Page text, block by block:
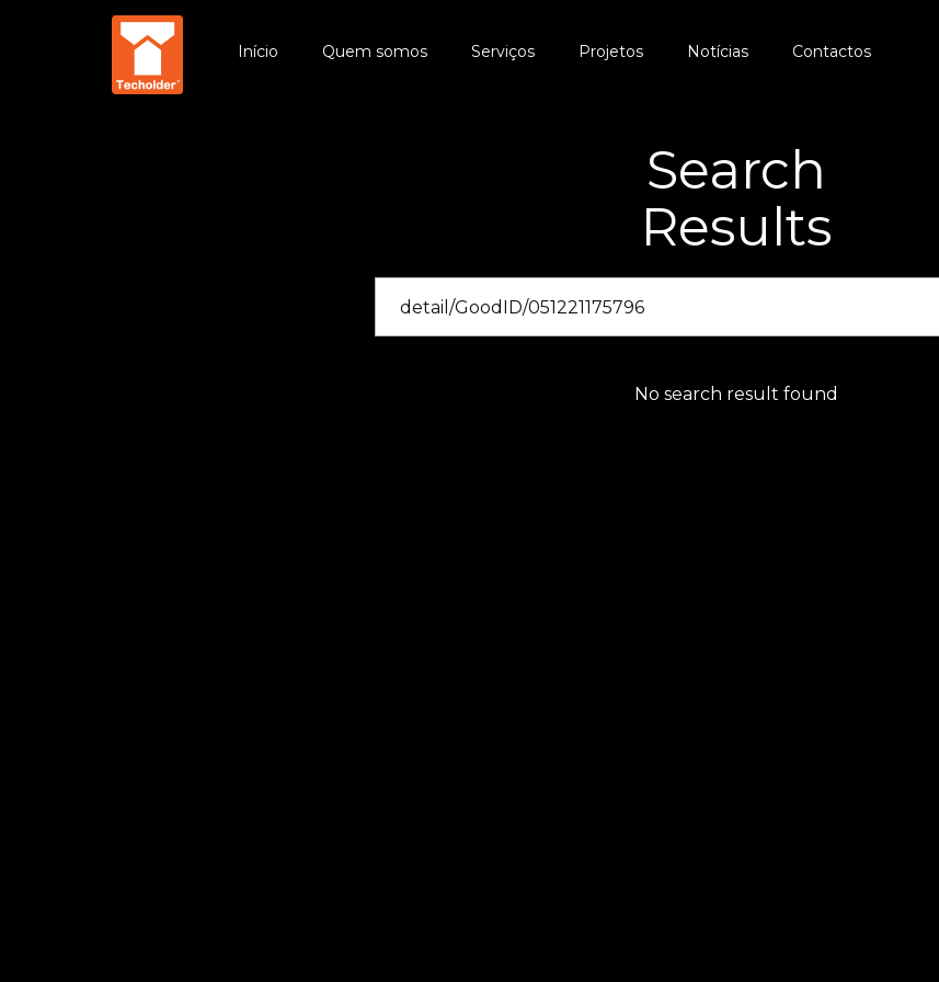
Início Quem somos Serviços Projetos Notícias Contactos
Search
Results
No search result found